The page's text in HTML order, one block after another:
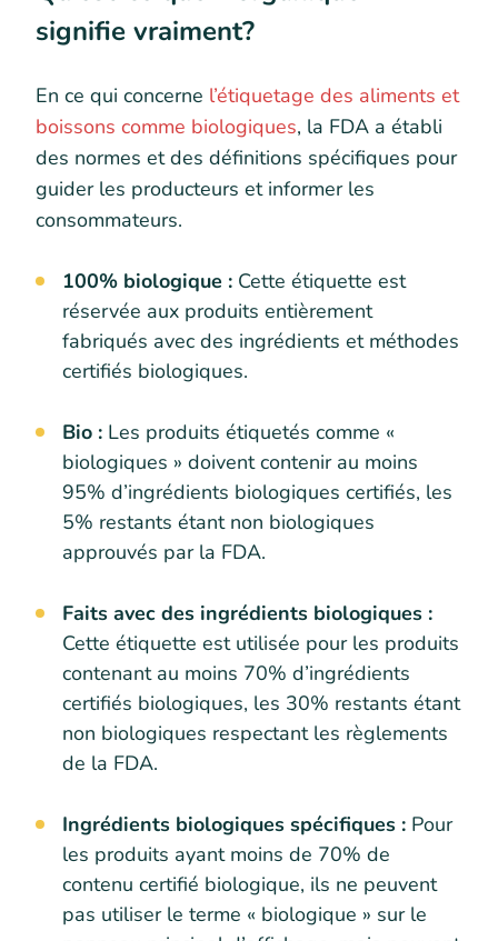
signifie vraiment?
En ce qui concerne l’étiquetage des aliments et
boissons comme biologiques, la FDA a établi
des normes et des définitions spécifiques pour
guider les producteurs et informer les
consommateurs.
100% biologique : Cette étiquette est
réservée aux produits entièrement
fabriqués avec des ingrédients et méthodes
certifiés biologiques.
Bio : Les produits étiquetés comme «
biologiques » doivent contenir au moins
95% d’ingrédients biologiques certifiés, les
5% restants étant non biologiques
approuvés par la FDA.
Faits avec des ingrédients biologiques :
Cette étiquette est utilisée pour les produits
contenant au moins 70% d’ingrédients
certifiés biologiques, les 30% restants étant
non biologiques respectant les règlements
de la FDA.
Ingrédients biologiques spécifiques : Pour
les produits ayant moins de 70% de
contenu certifié biologique, ils ne peuvent
pas utiliser le terme « biologique » sur le